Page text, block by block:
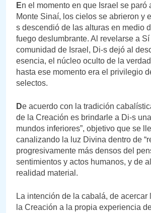
En el momento en que Israel se paró
Monte Sinaí, los cielos se abrieron y
s descendió de las alturas en medio
fuego deslumbrante. Al revelarse a
comunidad de Israel, Di-s dejó al
esencia, el núcleo oculto de la
hasta ese momento era el privilegio
selectos.
De acuerdo con la tradición
de la Creación es brindarle a Di-s
mundos inferiores”, objetivo que se
canalizando la luz Divina dentro de
progresivamente más densos del
sentimientos y actos humanos, y de
realidad material.
La intención de la cabalá, de acercar
la Creación a la propia experiencia